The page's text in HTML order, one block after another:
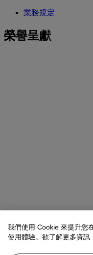
業務規定
榮譽呈獻
我們使用 Cookie 來提升您
使用體驗。欲了解更多資訊